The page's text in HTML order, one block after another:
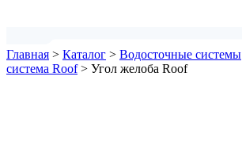
Главная > Каталог > Водосточные системы
система Roof> Угол желоба Roof